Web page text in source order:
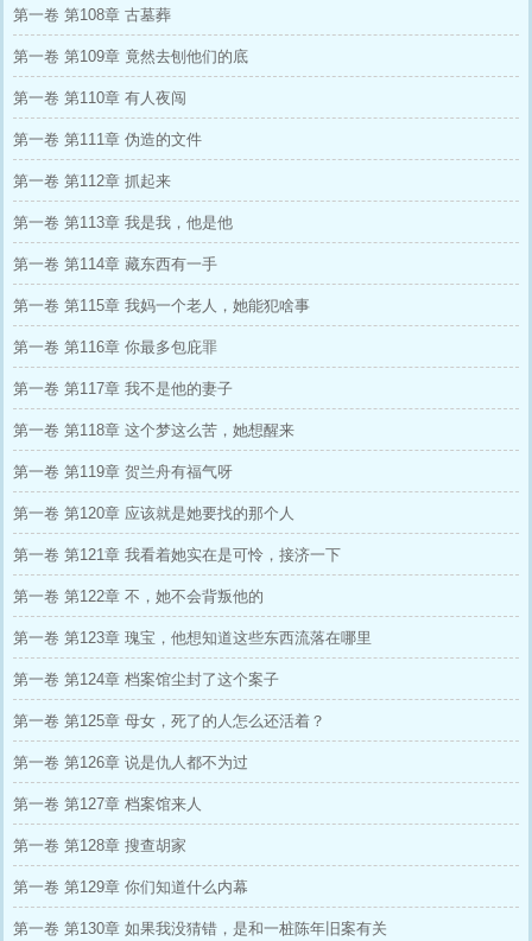
第一卷 第108章 古墓葬
第一卷 第109章 竟然去刨他们的底
第一卷 第110章 有人夜闯
第一卷 第111章 伪造的文件
第一卷 第112章 抓起来
第一卷 第113章 我是我，他是他
第一卷 第114章 藏东西有一手
第一卷 第115章 我妈一个老人，她能犯啥事
第一卷 第116章 你最多包庇罪
第一卷 第117章 我不是他的妻子
第一卷 第118章 这个梦这么苦，她想醒来
第一卷 第119章 贺兰舟有福气呀
第一卷 第120章 应该就是她要找的那个人
第一卷 第121章 我看着她实在是可怜，接济一下
第一卷 第122章 不，她不会背叛他的
第一卷 第123章 瑰宝，他想知道这些东西流落在哪里
第一卷 第124章 档案馆尘封了这个案子
第一卷 第125章 母女，死了的人怎么还活着？
第一卷 第126章 说是仇人都不为过
第一卷 第127章 档案馆来人
第一卷 第128章 搜查胡家
第一卷 第129章 你们知道什么内幕
第一卷 第130章 如果我没猜错，是和一桩陈年旧案有关